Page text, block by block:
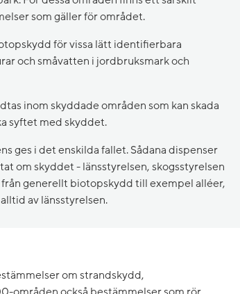
som gäller för området.
för vissa lätt identifierbara
och småvatten i jordbruksmark och
inom skyddade områden som kan skada
syftet med skyddet.
ges i det enskilda fallet. Sådana dispenser
om skyddet - länsstyrelsen, skogsstyrelsen
generellt biotopskydd till exempel alléer,
av länsstyrelsen.
om strandskydd,